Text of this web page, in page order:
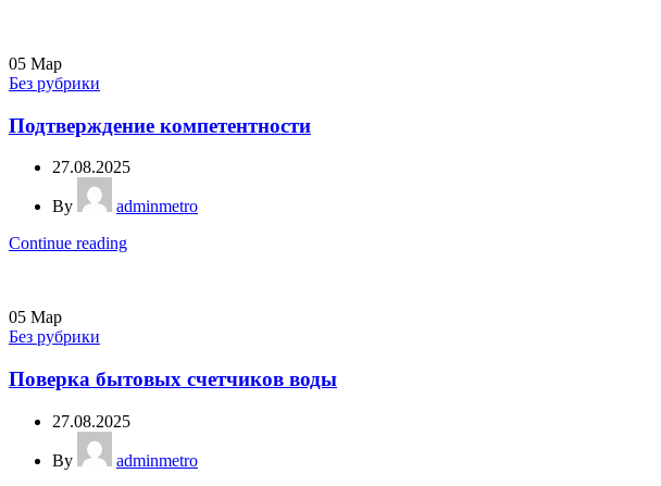
05 Мар
Без рубрики
Подтверждение компетентности
27.08.2025
By
adminmetro
Continue reading
05 Мар
Без рубрики
Поверка бытовых счетчиков воды
27.08.2025
By
adminmetro